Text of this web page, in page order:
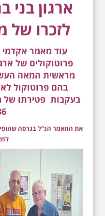
ארגון בני
לזכרו של
עוד מאמר
פרוטוקולים של
מראשית המאה
בהם פרוטוקול
בעקבות פטירתו של